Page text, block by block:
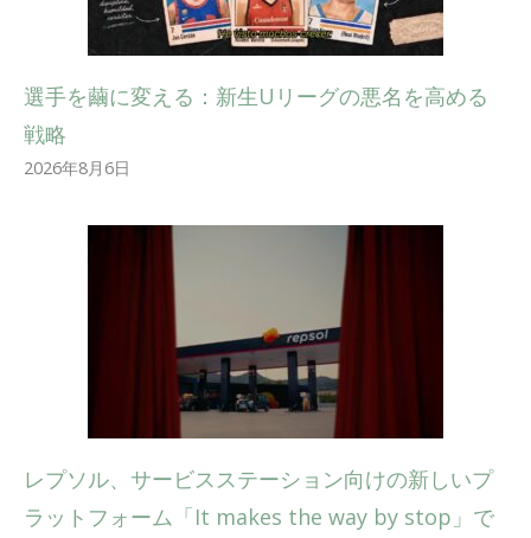
選手を繭に変える：新生Uリーグの悪名を高める
戦略
2026年8月6日
レプソル、サービスステーション向けの新しいプ
ラットフォーム「It makes the way by stop」で